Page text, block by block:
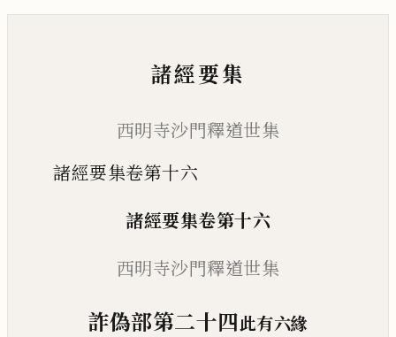
諸經要集
西明寺沙門釋道世集
諸經要集卷第十六
諸經要集卷第十六
西明寺沙門釋道世集
詐偽部第二十四此有六緣